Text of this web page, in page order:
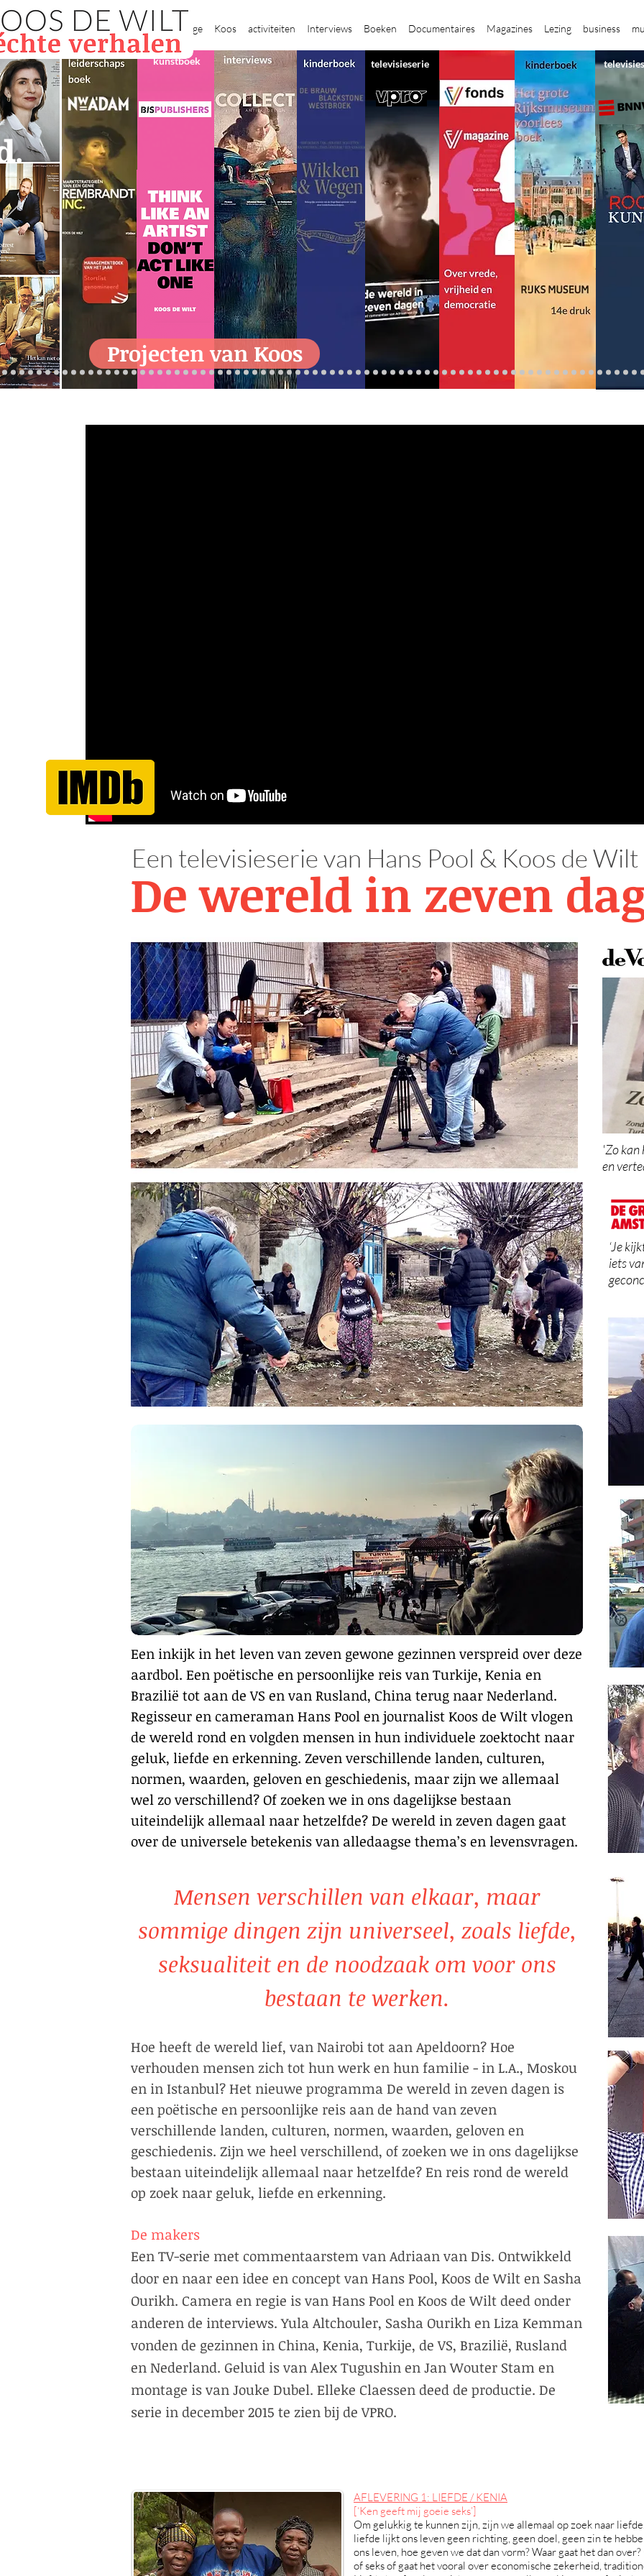
New Page Koos activiteiten Interviews Boeken Documentaires Magazines Lezing business
kunstboek televisieserie
Projecten van Koos
De wereld in zeven
Een televisieserie van Hans Pool & Koos de Wilt
Een inkijk in het leven van zeven gewone gezinnen verspreid over deze
aardbol. Een poëtische en persoonlijke reis van Turkije, Kenia en
Brazilië tot aan de VS en van Rusland, China terug naar Nederland.
Regisseur en cameraman Hans Pool en journalist Koos de Wilt vlogen
de wereld rond en volgden mensen in hun individuele zoektocht naar
geluk, liefde en erkenning. Zeven verschillende landen, culturen,
normen, waarden, geloven en geschiedenis, maar zijn we allemaal
wel zo verschillend? Of zoeken we in ons dagelijkse bestaan
uiteindelijk allemaal naar hetzelfde? De wereld in zeven dagen gaat
over de universele betekenis van alledaagse thema’s en levensvragen.
Mensen verschillen van elkaar, maar
sommige dingen zijn universeel, zoals liefde,
seksualiteit en de noodzaak om voor ons
bestaan te werken.
Hoe heeft de wereld lief, van Nairobi tot aan Apeldoorn? Hoe
verhouden mensen zich tot hun werk en hun familie - in L.A., Moskou
en in Istanbul? Het nieuwe programma De wereld in zeven dagen is
een poëtische en persoonlijke reis aan de hand van zeven
verschillende landen, culturen, normen, waarden, geloven en
geschiedenis. Zijn we heel verschillend, of zoeken we in ons dagelijkse
bestaan uiteindelijk allemaal naar hetzelfde? En reis rond de wereld
op zoek naar geluk, liefde en erkenning.​​​​​​​​
De makers
Een TV-serie met commentaarstem van Adriaan van Dis. Ontwikkeld
door en naar een idee en concept van Hans Pool, Koos de Wilt en Sasha
Ourikh. Camera en regie is van Hans Pool en Koos de Wilt deed onder
anderen de interviews. Yula Altchouler, Sasha Ourikh en Liza Kemman
vonden de gezinnen in China, Kenia, Turkije, de VS, Brazilië, Rusland
en Nederland. Geluid is van Alex Tugushin en Jan Wouter Stam en
montage is van Jouke Dubel. Elleke Claessen deed de productie. De
serie in december 2015 te zien bij de VPRO.
‘Je
iets
'Zo kan
en
AFLEVERING 1: LIEFDE / KENIA
[‘Ken geeft mij goeie seks’]
Om gelukkig te kunnen zijn, zijn we allemaal op zoek naar
liefde lijkt ons leven geen richting, geen doel, geen zin te
ons leven, hoe geven we dat dan vorm? Waar gaat het dan
of seks of gaat het vooral over economische zekerheid,